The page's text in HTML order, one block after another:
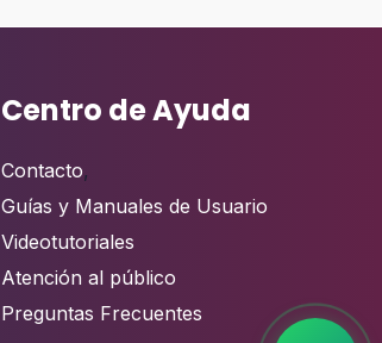
Centro de Ayuda
Contacto,
Guías y Manuales de Usuario
Videotutoriales
Atención al público
Preguntas Frecuentes